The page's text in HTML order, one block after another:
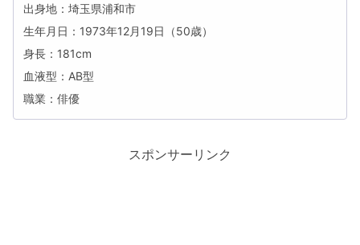
出身地：埼玉県浦和市
生年月日：1973年12月19日（50歳）
身長：181cm
血液型：AB型
職業：俳優
スポンサーリンク